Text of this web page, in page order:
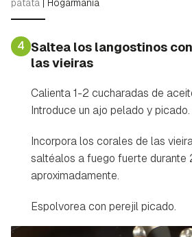
patata | Hogarmania
4 Saltea los langostinos
las vieiras
Calienta 1-2 cucharadas de
Introduce un ajo pelado y picado.
Incorpora los corales de las
saltéalos a fuego fuerte durante
aproximadamente.
Espolvorea con perejil picado.